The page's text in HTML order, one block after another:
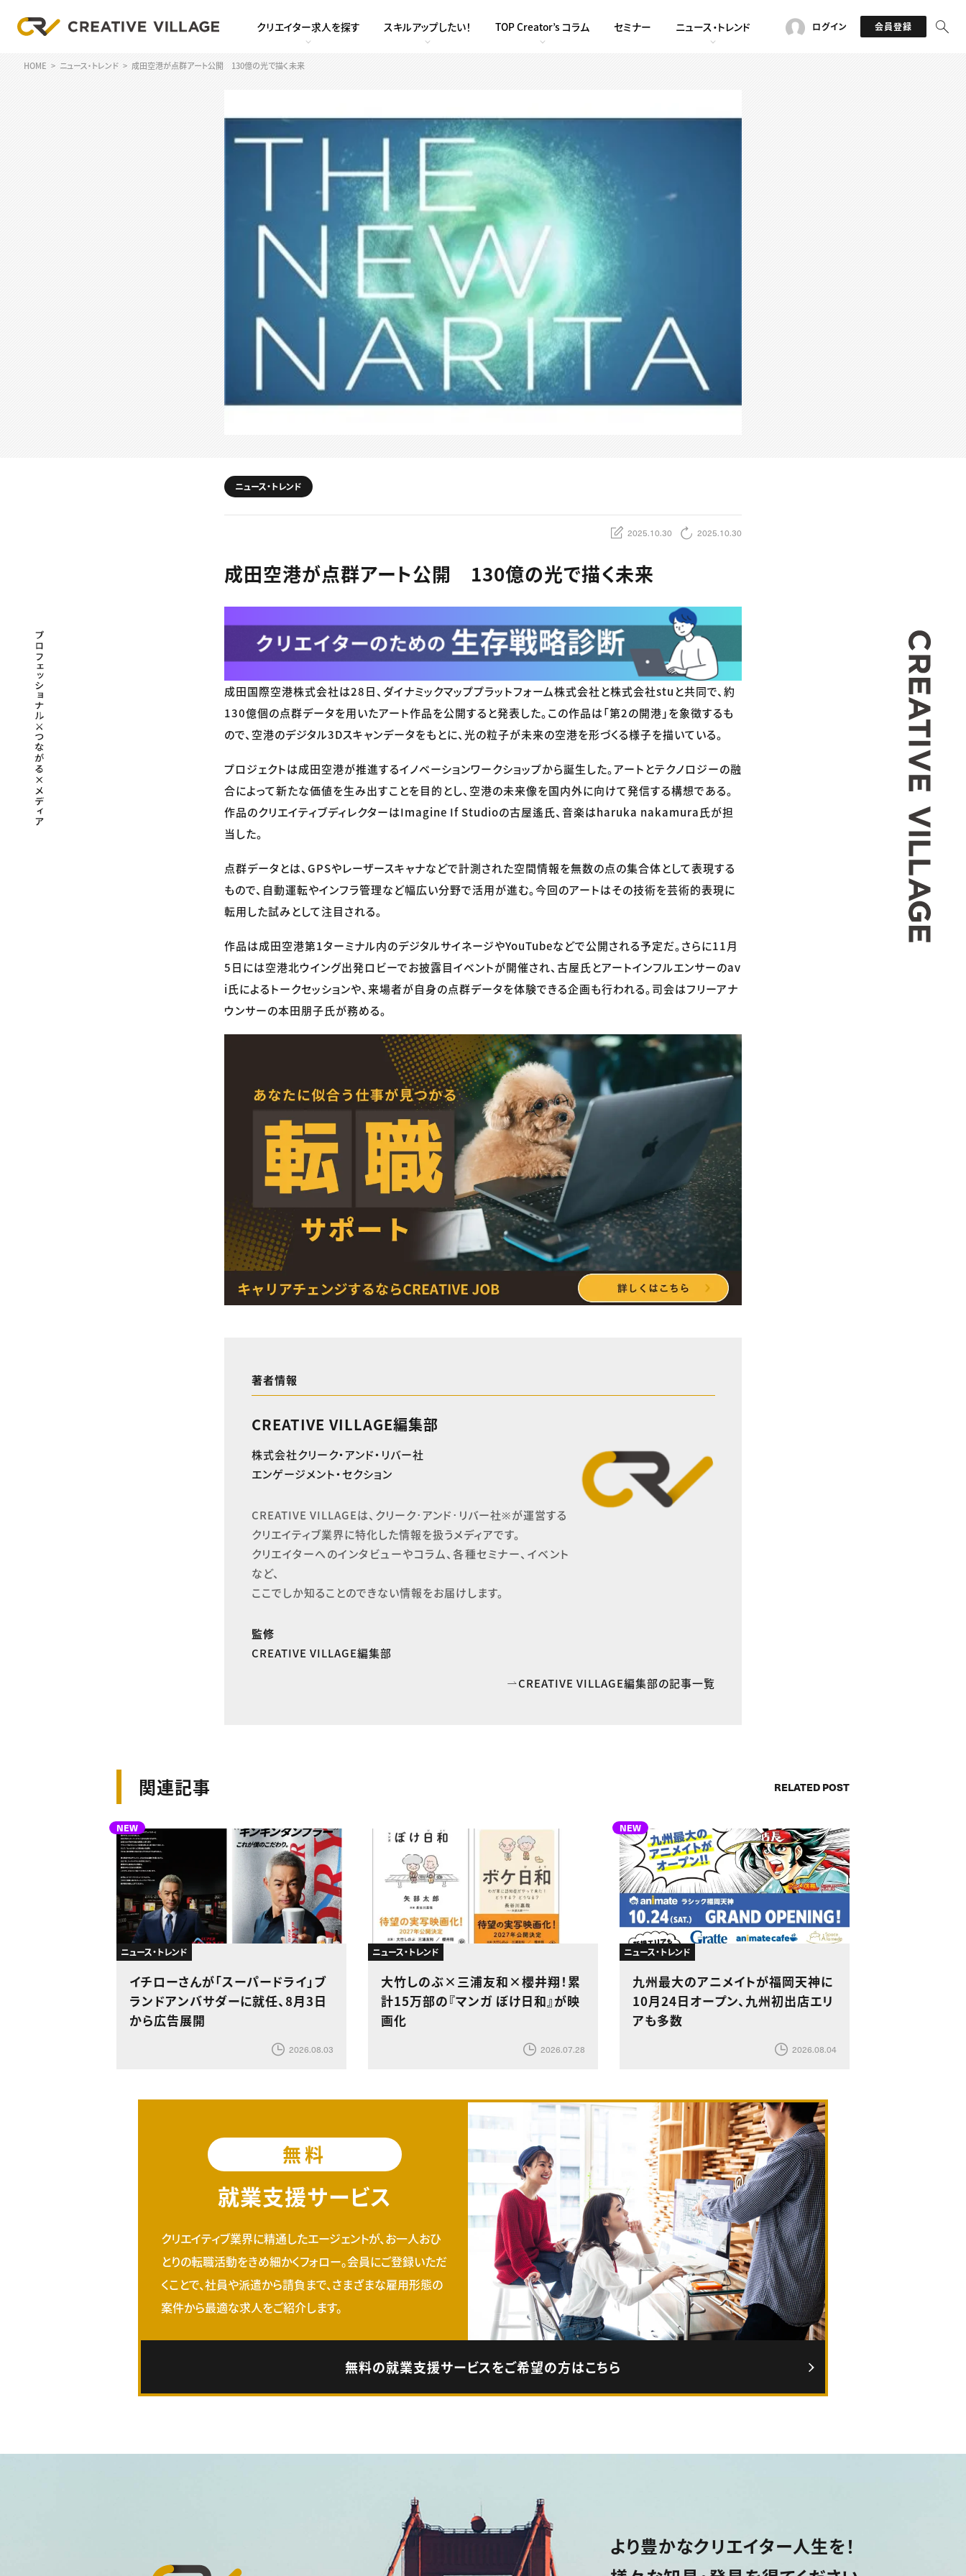
クリエイター求人を探す スキルアップしたい！ TOP Creator’s コラム セミナー ニュース・トレンド ログイン 会員登録
HOME ニュース・トレンド 成田空港が点群アート公開 130億の光で描く未来
ニュース・トレンド
2025.10.30 2025.10.30
成田空港が点群アート公開 130億の光で描く未来
成田国際空港株式会社は28日、ダイナミックマッププラットフォーム株式会社と株式会社stuと共同で、約
130億個の点群データを用いたアート作品を公開すると発表した。この作品は「第2の開港」を象徴するも
ので、空港のデジタル3Dスキャンデータをもとに、光の粒子が未来の空港を形づくる様子を描いている。
プロジェクトは成田空港が推進するイノベーションワークショップから誕生した。アートとテクノロジーの融
合によって新たな価値を生み出すことを目的とし、空港の未来像を国内外に向けて発信する構想である。
作品のクリエイティブディレクターはImagine If Studioの古屋遙氏、音楽はharuka nakamura氏が担
当した。
点群データとは、GPSやレーザースキャナなどで計測された空間情報を無数の点の集合体として表現する
もので、自動運転やインフラ管理など幅広い分野で活用が進む。今回のアートはその技術を芸術的表現に
転用した試みとして注目される。
作品は成田空港第1ターミナル内のデジタルサイネージやYouTubeなどで公開される予定だ。さらに11月
5日には空港北ウイング出発ロビーでお披露目イベントが開催され、古屋氏とアートインフルエンサーのav
i氏によるトークセッションや、来場者が自身の点群データを体験できる企画も行われる。司会はフリーアナ
ウンサーの本田朋子氏が務める。
著者情報
CREATIVE VILLAGE編集部
株式会社クリーク・アンド・リバー社
エンゲージメント・セクション
CREATIVE VILLAGEは、クリーク･アンド･リバー社※が運営する
クリエイティブ業界に特化した情報を扱うメディアです。
クリエイターへのインタビューやコラム、各種セミナー、イベント
など、
ここでしか知ることのできない情報をお届けします。
監修
CREATIVE VILLAGE編集部
CREATIVE VILLAGE編集部の記事一覧
関連記事 RELATED POST
NEW
ニュース・トレンド
イチローさんが「スーパードライ」ブ
ランドアンバサダーに就任、8月3日
から広告展開
2026.08.03
ニュース・トレンド
大竹しのぶ×三浦友和×櫻井翔！累
計15万部の『マンガ ぼけ日和』が映
画化
2026.07.28
NEW
ニュース・トレンド
九州最大のアニメイトが福岡天神に
10月24日オープン、九州初出店エリ
アも多数
2026.08.04
無料
就業支援サービス
クリエイティブ業界に精通したエージェントが、お一人おひ
とりの転職活動をきめ細かくフォロー。会員にご登録いただ
くことで、社員や派遣から請負まで、さまざまな雇用形態の
案件から最適な求人をご紹介します。
無料の就業支援サービスをご希望の方はこちら
より豊かなクリエイター人生を！